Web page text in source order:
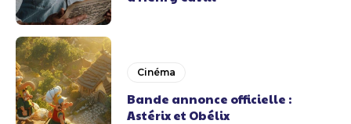
Cinéma
Bande annonce officielle :
Astérix et Obélix